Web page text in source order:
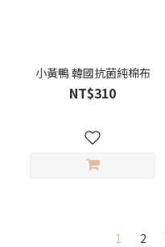
小黃鴨 韓國抗菌純棉布
NT$310
1 2